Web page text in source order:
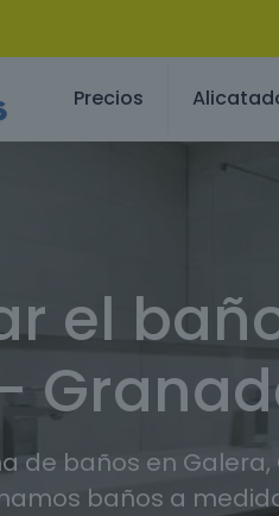
Precios
el
de baños en Galera,
baños a